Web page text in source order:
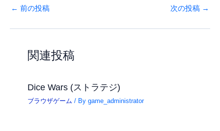
← 前の投稿 次の投稿 →
関連投稿
Dice Wars (ストラテジ)
ブラウザゲーム / Bygame_administrator